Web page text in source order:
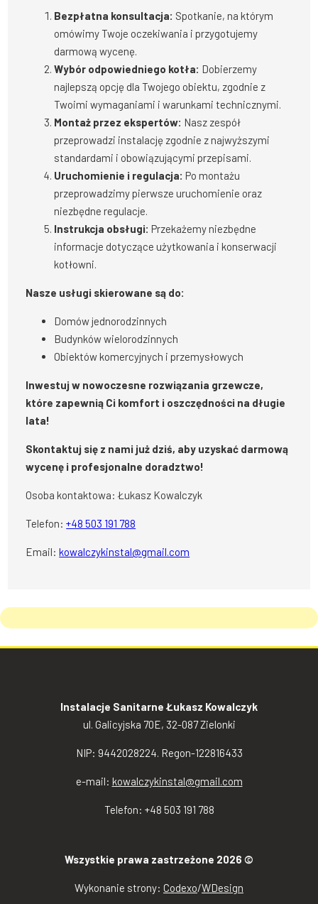
Bezpłatna konsultacja: Spotkanie, na którym
omówimy Twoje oczekiwania i przygotujemy
darmową wycenę.
Wybór odpowiedniego kotła: Dobierzemy
najlepszą opcję dla Twojego obiektu, zgodnie z
Twoimi wymaganiami i warunkami technicznymi.
Montaż przez ekspertów: Nasz zespół
przeprowadzi instalację zgodnie z najwyższymi
standardami i obowiązującymi przepisami.
Uruchomienie i regulacja: Po montażu
przeprowadzimy pierwsze uruchomienie oraz
niezbędne regulacje.
Instrukcja obsługi: Przekażemy niezbędne
informacje dotyczące użytkowania i konserwacji
kotłowni.
Nasze usługi skierowane są do:
Domów jednorodzinnych
Budynków wielorodzinnych
Obiektów komercyjnych i przemysłowych
Inwestuj w nowoczesne rozwiązania grzewcze,
które zapewnią Ci komfort i oszczędności na długie
lata!
Skontaktuj się z nami już dziś, aby uzyskać darmową
wycenę i profesjonalne doradztwo!
Osoba kontaktowa: Łukasz Kowalczyk
Telefon:+48 503 191 788
Email:kowalczykinstal@gmail.com
Instalacje Sanitarne Łukasz Kowalczyk
ul. Galicyjska 70E, 32-087 Zielonki
NIP: 9442028224. Regon-122816433
e-mail: kowalczykinstal@gmail.com
Telefon: +48 503 191 788
Wszystkie prawa zastrzeżone 2026 ©
Wykonanie strony: Codexo/WDesign